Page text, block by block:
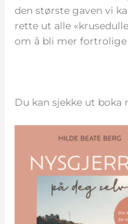
den største gaven vi
rette ut alle
om å bli mer fortrolige
Du kan sjekke ut boka